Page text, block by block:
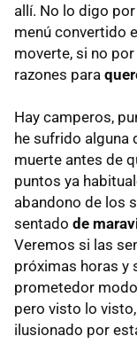
allí. No lo digo
menú convertido
moverte, si no
razones para
Hay camperos,
he sufrido alguna
muerte antes de
puntos ya
abandono de los
sentado de
Veremos si las
próximas horas y
prometedor
pero visto lo
ilusionado por